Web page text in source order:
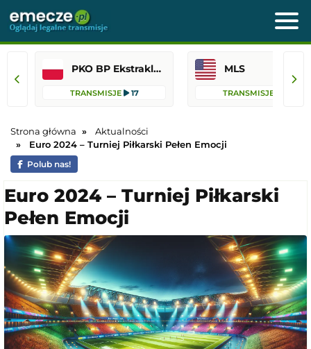
PKO BP Ekstraklasa
TRANSMISJE 17
MLS
TRANSMISJE
Strona główna
Aktualności
Euro 2024 – Turniej Piłkarski Pełen Emocji
Polub nas!
Euro 2024 – Turniej Piłkarski
Pełen Emocji